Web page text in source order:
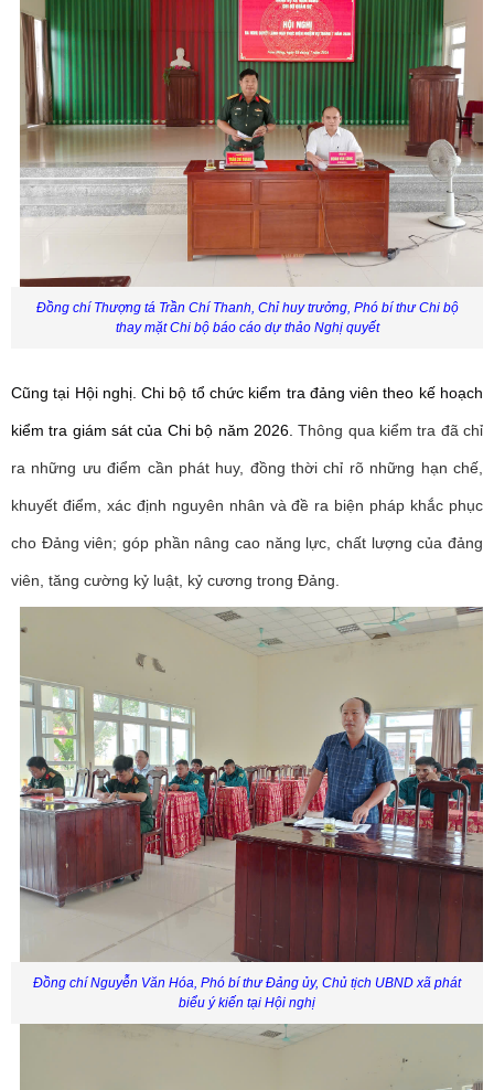
Đồng chí Thượng tá Trần Chí Thanh, Chỉ huy trưởng, Phó bí thư Chi bộ
thay mặt Chi bộ báo cáo dự thảo Nghị quyết
Cũng tại Hội nghị. Chi bộ tổ chức kiểm tra đảng viên theo kế hoạch
kiểm tra giám sát của Chi bộ năm 2026.Thông qua kiểm tra đã chỉ
ra những ưu điểm cần phát huy, đồng thời chỉ rõ những hạn chế,
khuyết điểm, xác định nguyên nhân và đề ra biện pháp khắc phục
cho Đảng viên; góp phần nâng cao năng lực, chất lượng của đảng
viên, tăng cường kỷ luật, kỷ cương trong Đảng.
Đồng chí Nguyễn Văn Hóa, Phó bí thư Đảng ủy, Chủ tịch UBND xã phát
biểu ý kiến tại Hội nghị